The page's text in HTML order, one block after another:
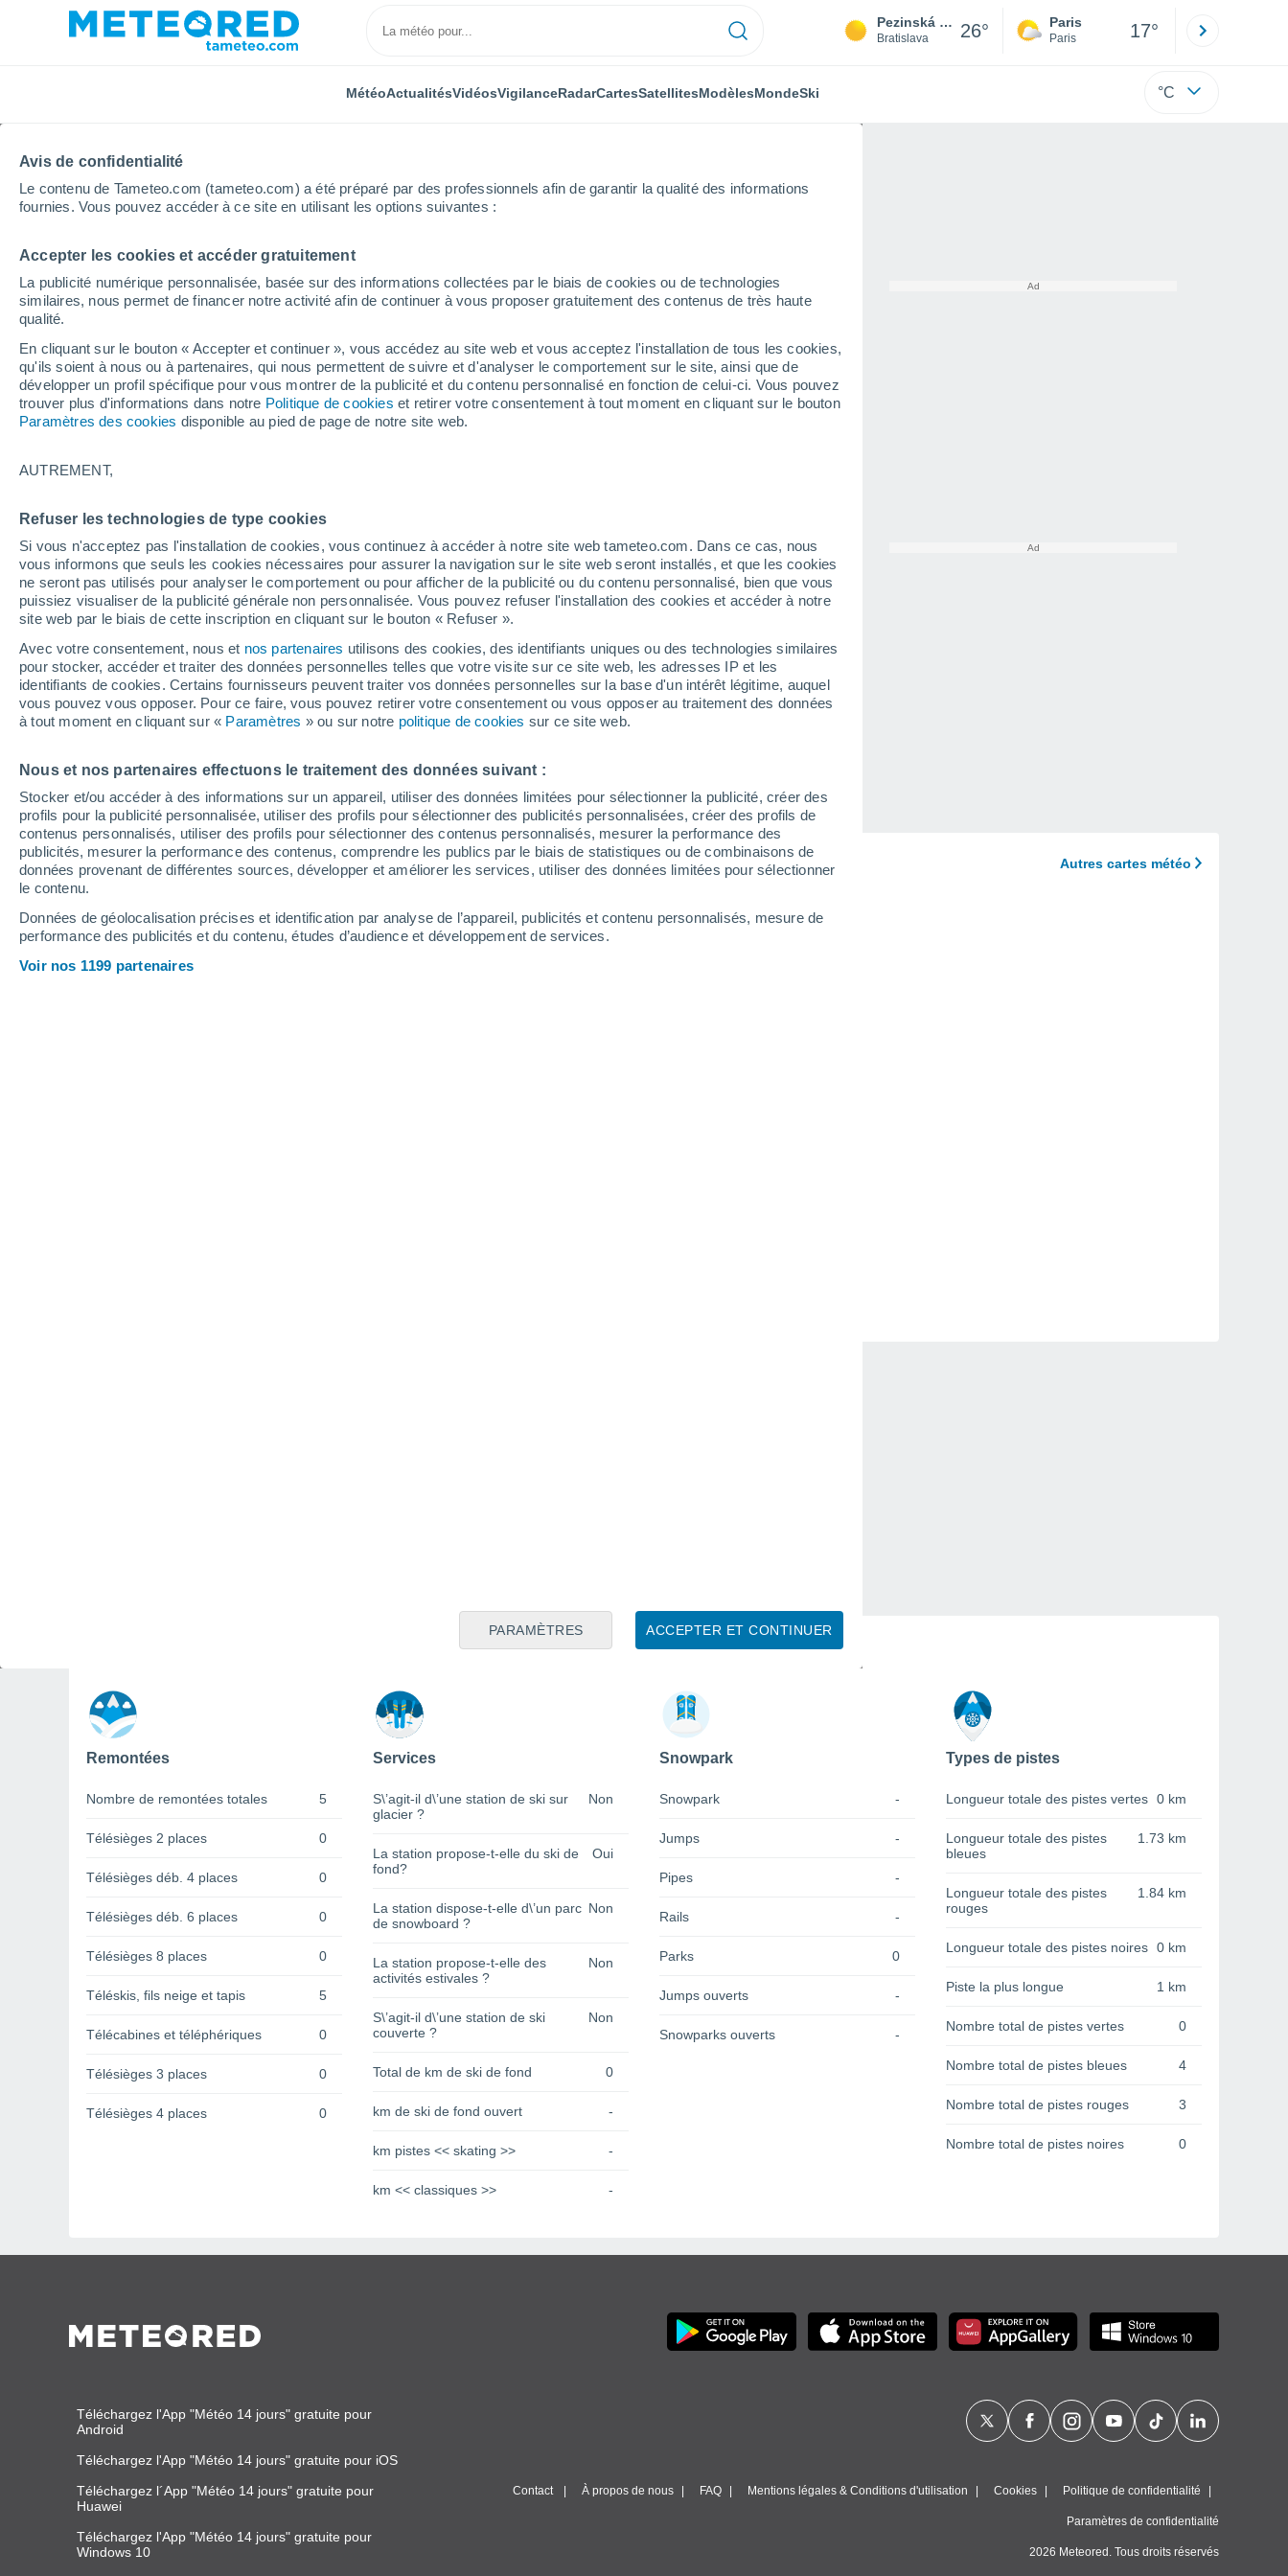
Avis de confidentialité
Le contenu de Tameteo.com (tameteo.com) a été préparé par des professionnels afin de garantir la qualité des informations
fournies. Vous pouvez accéder à ce site en utilisant les options suivantes :
Accepter les cookies et accéder gratuitement
La publicité numérique personnalisée, basée sur des informations collectées par le biais de cookies ou de technologies
similaires, nous permet de financer notre activité afin de continuer à vous proposer gratuitement des contenus de très haute
qualité.
En cliquant sur le bouton « Accepter et continuer », vous accédez au site web et vous acceptez l'installation de tous les cookies,
qu'ils soient à nous ou à partenaires, qui nous permettent de suivre et d'analyser le comportement sur le site, ainsi que de
développer un profil spécifique pour vous montrer de la publicité et du contenu personnalisé en fonction de celui-ci. Vous pouvez
trouver plus d'informations dans notre Politique de cookies et retirer votre consentement à tout moment en cliquant sur le bouton
Paramètres des cookies disponible au pied de page de notre site web.
AUTREMENT,
Refuser les technologies de type cookies
Si vous n'acceptez pas l'installation de cookies, vous continuez à accéder à notre site web tameteo.com. Dans ce cas, nous
vous informons que seuls les cookies nécessaires pour assurer la navigation sur le site web seront installés, et que les cookies
ne seront pas utilisés pour analyser le comportement ou pour afficher de la publicité ou du contenu personnalisé, bien que vous
puissiez visualiser de la publicité générale non personnalisée. Vous pouvez refuser l'installation des cookies et accéder à notre
site web par le biais de cette inscription en cliquant sur le bouton « Refuser ».
Avec votre consentement, nous et nos partenaires utilisons des cookies, des identifiants uniques ou des technologies similaires
pour stocker, accéder et traiter des données personnelles telles que votre visite sur ce site web, les adresses IP et les
identifiants de cookies. Certains fournisseurs peuvent traiter vos données personnelles sur la base d'un intérêt légitime, auquel
vous pouvez vous opposer. Pour ce faire, vous pouvez retirer votre consentement ou vous opposer au traitement des données
à tout moment en cliquant sur « Paramètres » ou sur notre politique de cookies sur ce site web.
Nous et nos partenaires effectuons le traitement des données suivant :
Stocker et/ou accéder à des informations sur un appareil, utiliser des données limitées pour sélectionner la publicité, créer des
profils pour la publicité personnalisée, utiliser des profils pour sélectionner des publicités personnalisées, créer des profils de
contenus personnalisés, utiliser des profils pour sélectionner des contenus personnalisés, mesurer la performance des
publicités, mesurer la performance des contenus, comprendre les publics par le biais de statistiques ou de combinaisons de
données provenant de différentes sources, développer et améliorer les services, utiliser des données limitées pour sélectionner
le contenu.
Données de géolocalisation précises et identification par analyse de l’appareil, publicités et contenu personnalisés, mesure de
performance des publicités et du contenu, études d’audience et développement de services.
Voir nos 1199 partenaires
ACCEPTER ET CONTINUER
PARAMÈTRES
Pezinská Baba
Bratislava 26° Paris
Paris 17°
MétéoActualitésVidéosVigilanceRadarCartesSatellitesModèlesMondeSki °C
Accueil Slovaquie Région de Bratislava
Fermée
Pezinská Baba
Ouverture
Il manque 141 jours
Fermeture
Aujourd´hui
6 Août
Demain
7 Août
Samedi
8 Août
Bulletin enneigement pour aujourd'hui
Pistes par niveau de difficulté 0 4 3 0
Kilomètres skiables 0 / 3
Pistes ouvertes - / 7
Remontées 0 / 5
État de la neige
Epaisseur de neige au sommet -
Tyoe de neige à la base
Tyoe de neige au sommet
Hauteur de neige Autres cartes météo
Informations utiles sur Pezinská Baba
Remontées
Nombre de remontées totales 5
Télésièges 2 places 0
Télésièges déb. 4 places 0
Télésièges déb. 6 places 0
Télésièges 8 places 0
Téléskis, fils neige et tapis 5
Télécabines et téléphériques 0
Télésièges 3 places 0
Télésièges 4 places 0
Services
S\’agit-il d\’une station de ski sur
glacier ?
Non
La station propose-t-elle du ski de
fond?
Oui
La station dispose-t-elle d\’un parc
de snowboard ?
Non
La station propose-t-elle des
activités estivales ?
Non
S\’agit-il d\’une station de ski
couverte ?
Non
Total de km de ski de fond 0
km de ski de fond ouvert -
km pistes << skating >> -
km << classiques >> -
Snowpark
Snowpark -
Jumps -
Pipes -
Rails -
Parks 0
Jumps ouverts -
Snowparks ouverts -
Types de pistes
Longueur totale des pistes vertes 0 km
Longueur totale des pistes
bleues
1.73 km
Longueur totale des pistes
rouges
1.84 km
Longueur totale des pistes noires 0 km
Piste la plus longue 1 km
Nombre total de pistes vertes 0
Nombre total de pistes bleues 4
Nombre total de pistes rouges 3
Nombre total de pistes noires 0
Téléchargez l'App "Météo 14 jours" gratuite pour
Android
Téléchargez l'App "Météo 14 jours" gratuite pour iOS
Téléchargez l´App "Météo 14 jours" gratuite pour
Huawei
Téléchargez l'App "Météo 14 jours" gratuite pour
Windows 10
Contact À propos de nous FAQ Mentions légales & Conditions d'utilisation Cookies Politique de confidentialité
Paramètres de confidentialité
2026 Meteored. Tous droits réservés